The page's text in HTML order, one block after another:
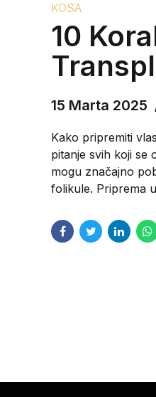
KOSA
10
15 Marta 2025
Kako pripremiti
pitanje svih koji se
mogu značajno
folikule. Priprema